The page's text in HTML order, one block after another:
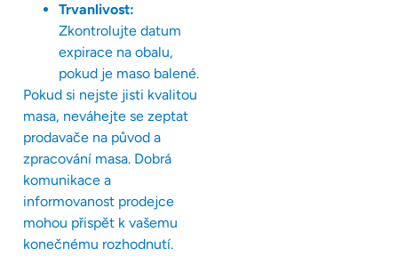
Trvanlivost:
Zkontrolujte datum
expirace na obalu,
pokud je maso balené.
Pokud si nejste jisti kvalitou
masa, neváhejte se zeptat
prodavače na původ a
zpracování masa. Dobrá
komunikace a
informovanost prodejce
mohou přispět k vašemu
konečnému rozhodnutí.